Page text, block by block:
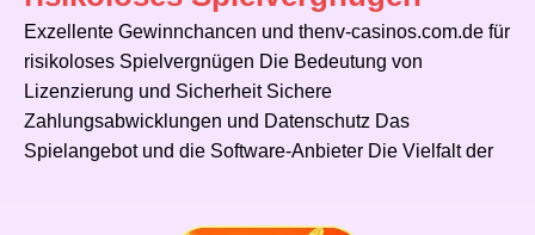
Exzellente Gewinnchancen und thenv-casinos.com.de für
risikoloses Spielvergnügen Die Bedeutung von
Lizenzierung und Sicherheit Sichere
Zahlungsabwicklungen und Datenschutz Das
Spielangebot und die Software-Anbieter Die Vielfalt der